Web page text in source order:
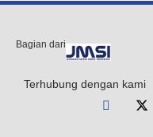
Bagian dari
Terhubung dengan kami